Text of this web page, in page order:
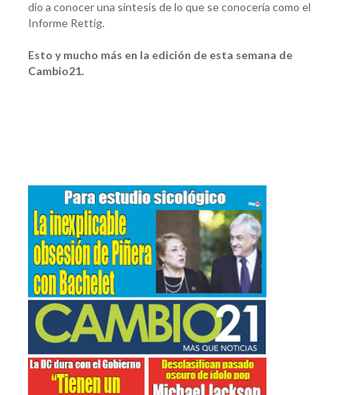
dio a conocer una síntesis de lo que se conocería como el
Informe Rettig.
Esto y mucho más en la edición de esta semana de
Cambio21.